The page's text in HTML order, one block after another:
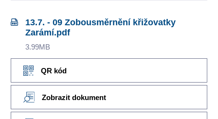
13.7. - 09 Zobousměrnění křižovatky
Zarámí.pdf
3.99MB
QR kód
Zobrazit dokument